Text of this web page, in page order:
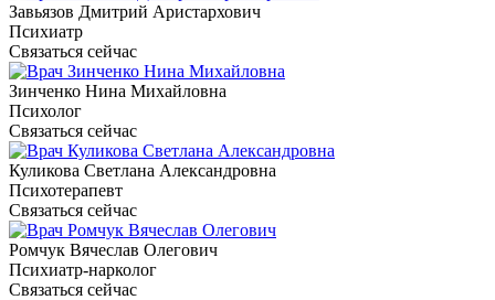
Завьязов Дмитрий Аристархович
Психиатр
Связаться сейчас
Зинченко Нина Михайловна
Психолог
Связаться сейчас
Куликова Светлана Александровна
Психотерапевт
Связаться сейчас
Ромчук Вячеслав Олегович
Психиатр-нарколог
Связаться сейчас